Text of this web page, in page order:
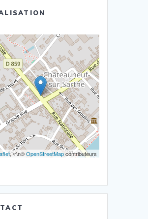
, \r\n©OpenStreetMapcontributeurs